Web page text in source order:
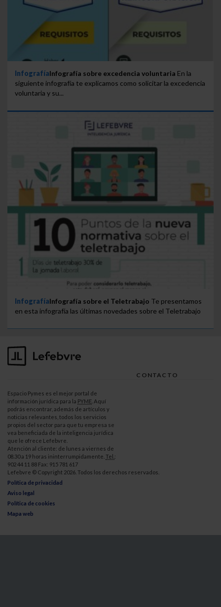
InfografíaInfografía sobre excedencia voluntaria En la
siguiente infografía te explicamos como solicitar la excedencia
voluntaria y su...
InfografíaInfografía sobre el Teletrabajo Te presentamos
en esta infografía las últimas novedades sobre el Teletrabajo
CONTACTO
Espacio Pymes es el mejor portal de
información jurídica para la PYME . Aquí
podrás encontrar, además de artículos y
noticias relevantes, todos los servicios
propios del sector para que tu empresa se
vea beneficiada de la inteligencia jurídica
que le ofrece Lefebvre.
Atención al cliente: de lunes a viernes de
08.30 a 19 horas ininterrumpidamente. Tel. :
902 44 11 88 Fax: 915 781 617
Lefebvre © Copyright 2026. Todos los derechos reservados.
Política de privacidad
Aviso legal
Política de cookies
Mapa web